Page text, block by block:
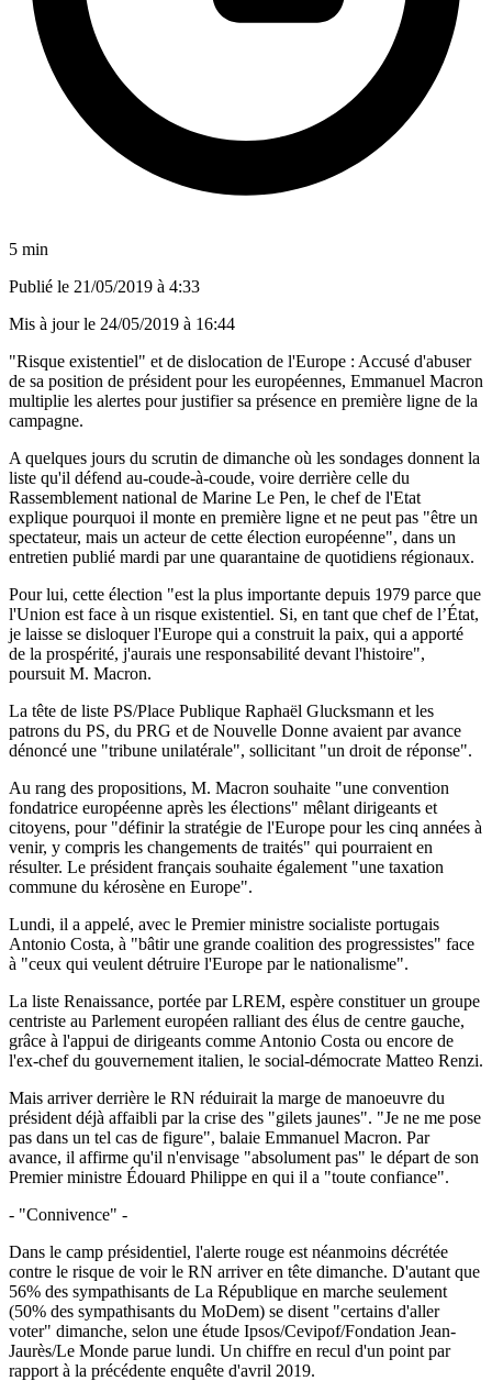
5 min
Publié le 21/05/2019 à 4:33
Mis à jour le 24/05/2019 à 16:44
"Risque existentiel" et de dislocation de l'Europe : Accusé d'abuser
de sa position de président pour les européennes, Emmanuel Macron
multiplie les alertes pour justifier sa présence en première ligne de la
campagne.
A quelques jours du scrutin de dimanche où les sondages donnent la
liste qu'il défend au-coude-à-coude, voire derrière celle du
Rassemblement national de Marine Le Pen, le chef de l'Etat
explique pourquoi il monte en première ligne et ne peut pas "être un
spectateur, mais un acteur de cette élection européenne", dans un
entretien publié mardi par une quarantaine de quotidiens régionaux.
Pour lui, cette élection "est la plus importante depuis 1979 parce que
l'Union est face à un risque existentiel. Si, en tant que chef de l’État,
je laisse se disloquer l'Europe qui a construit la paix, qui a apporté
de la prospérité, j'aurais une responsabilité devant l'histoire",
poursuit M. Macron.
La tête de liste PS/Place Publique Raphaël Glucksmann et les
patrons du PS, du PRG et de Nouvelle Donne avaient par avance
dénoncé une "tribune unilatérale", sollicitant "un droit de réponse".
Au rang des propositions, M. Macron souhaite "une convention
fondatrice européenne après les élections" mêlant dirigeants et
citoyens, pour "définir la stratégie de l'Europe pour les cinq années à
venir, y compris les changements de traités" qui pourraient en
résulter. Le président français souhaite également "une taxation
commune du kérosène en Europe".
Lundi, il a appelé, avec le Premier ministre socialiste portugais
Antonio Costa, à "bâtir une grande coalition des progressistes" face
à "ceux qui veulent détruire l'Europe par le nationalisme".
La liste Renaissance, portée par LREM, espère constituer un groupe
centriste au Parlement européen ralliant des élus de centre gauche,
grâce à l'appui de dirigeants comme Antonio Costa ou encore de
l'ex-chef du gouvernement italien, le social-démocrate Matteo Renzi.
Mais arriver derrière le RN réduirait la marge de manoeuvre du
président déjà affaibli par la crise des "gilets jaunes". "Je ne me pose
pas dans un tel cas de figure", balaie Emmanuel Macron. Par
avance, il affirme qu'il n'envisage "absolument pas" le départ de son
Premier ministre Édouard Philippe en qui il a "toute confiance".
- "Connivence" -
Dans le camp présidentiel, l'alerte rouge est néanmoins décrétée
contre le risque de voir le RN arriver en tête dimanche. D'autant que
56% des sympathisants de La République en marche seulement
(50% des sympathisants du MoDem) se disent "certains d'aller
voter" dimanche, selon une étude Ipsos/Cevipof/Fondation Jean-
Jaurès/Le Monde parue lundi. Un chiffre en recul d'un point par
rapport à la précédente enquête d'avril 2019.